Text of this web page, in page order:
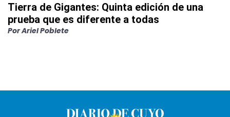
Tierra de Gigantes: Quinta edición de una
prueba que es diferente a todas
PorAriel Poblete